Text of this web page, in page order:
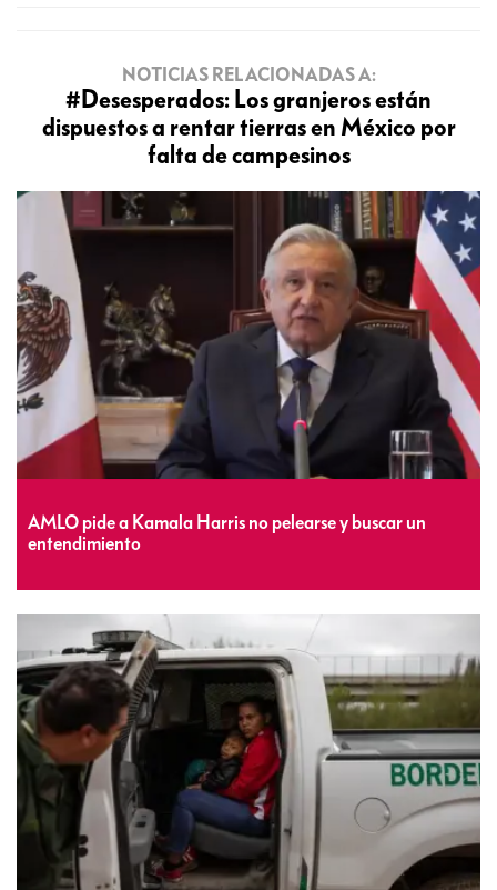
NOTICIAS RELACIONADAS A:
#Desesperados: Los granjeros están
dispuestos a rentar tierras en México por
falta de campesinos
AMLO pide a Kamala Harris no pelearse y buscar un
entendimiento